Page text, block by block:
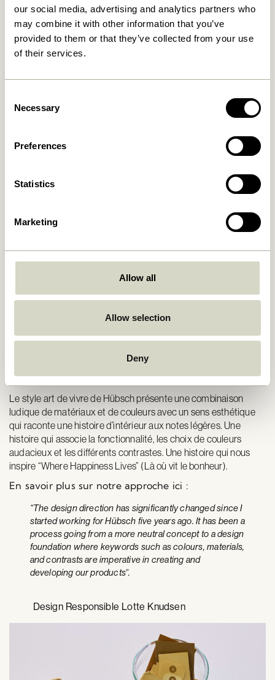
our social media, advertising and analytics partners who
may combine it with other information that you’ve
provided to them or that they’ve collected from your use
of their services.
Selection
Necessary
Preferences
Statistics
Marketing
Allow all
Allow selection
Deny
Le style art de vivre de Hübsch présente une combinaison
ludique de matériaux et de couleurs avec un sens esthétique
qui raconte une histoire d’intérieur aux notes légères. Une
histoire qui associe la fonctionnalité, les choix de couleurs
audacieux et les différents contrastes. Une histoire qui nous
inspire “Where Happiness Lives” (Là où vit le bonheur).
En savoir plus sur notre approche ici :
“The design direction has significantly changed since I
started working for Hübsch five years ago. It has been a
process going from a more neutral concept to a design
foundation where keywords such as colours, materials,
and contrasts are imperative in creating and
developing our products”.
Design Responsible Lotte Knudsen